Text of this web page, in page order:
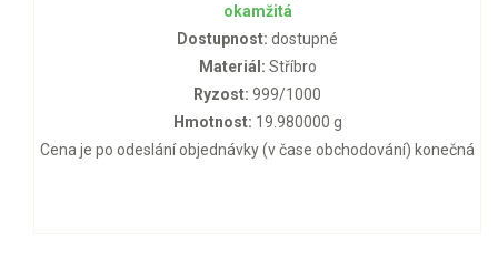
okamžitá
Dostupnost: dostupné
Materiál: Stříbro
Ryzost: 999/1000
Hmotnost: 19.980000 g
Cena je po odeslání objednávky (v čase obchodování) konečná